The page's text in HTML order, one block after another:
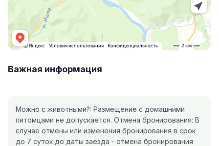
Важная информация
Можно с животными?: Размещение с домашними
питомцами не допускается. Отмена бронирования: В
случае отмены или изменения бронирования в срок
до 7 суток до даты заезда - отмена бронирования